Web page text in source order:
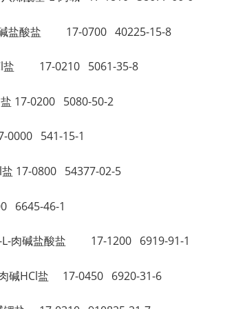
盐酸盐 17-0700 40225-15-8
盐 17-0210 5061-35-8
17-0200 5080-50-2
541-15-1
17-0800 54377-02-5
6645-46-1
L-肉碱盐酸盐 17-1200 6919-91-1
碱HCl盐 17-0450 6920-31-6